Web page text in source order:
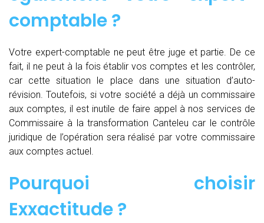
comptable ?
Votre expert-comptable ne peut être juge et partie. De ce
fait, il ne peut à la fois établir vos comptes et les contrôler,
car cette situation le place dans une situation d’auto-
révision. Toutefois, si votre société a déjà un commissaire
aux comptes, il est inutile de faire appel à nos services de
Commissaire à la transformation Canteleu car le contrôle
juridique de l’opération sera réalisé par votre commissaire
aux comptes actuel.
Pourquoi choisir
Exxactitude ?